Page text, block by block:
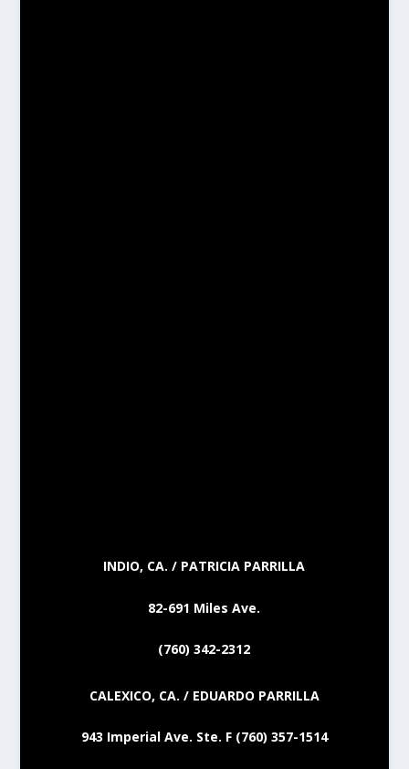
INDIO, CA. / PATRICIA PARRILLA
82-691 Miles Ave.
(760) 342-2312
CALEXICO, CA. / EDUARDO PARRILLA
943 Imperial Ave. Ste. F (760) 357-1514